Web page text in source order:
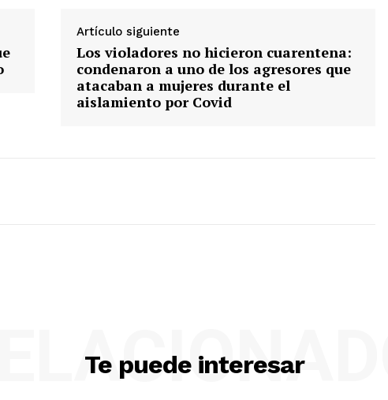
Artículo siguiente
Los violadores no hicieron cuarentena:
condenaron a uno de los agresores que
atacaban a mujeres durante el
aislamiento por Covid
Te puede interesar